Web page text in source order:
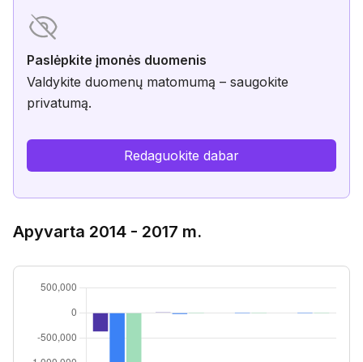
Paslėpkite įmonės duomenis
Valdykite duomenų matomumą – saugokite
privatumą.
Redaguokite dabar
Apyvarta 2014 - 2017 m.